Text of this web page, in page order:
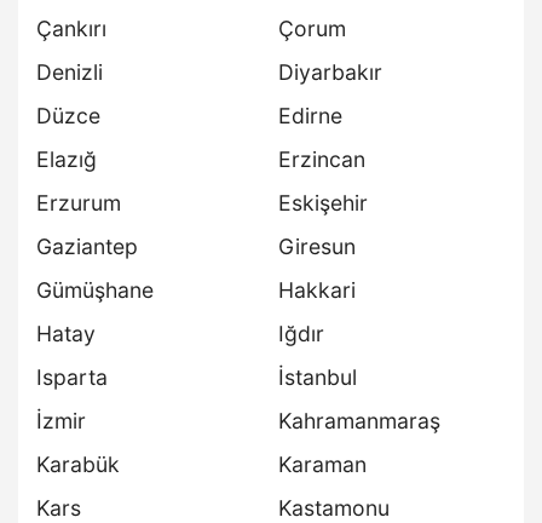
Çankırı
Çorum
Denizli
Diyarbakır
Düzce
Edirne
Elazığ
Erzincan
Erzurum
Eskişehir
Gaziantep
Giresun
Gümüşhane
Hakkari
Hatay
Iğdır
Isparta
İstanbul
İzmir
Kahramanmaraş
Karabük
Karaman
Kars
Kastamonu